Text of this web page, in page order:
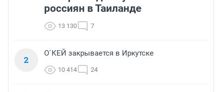
россиян в Таиланде
13 130 7
2
О`КЕЙ закрывается в Иркутске
10 414 24